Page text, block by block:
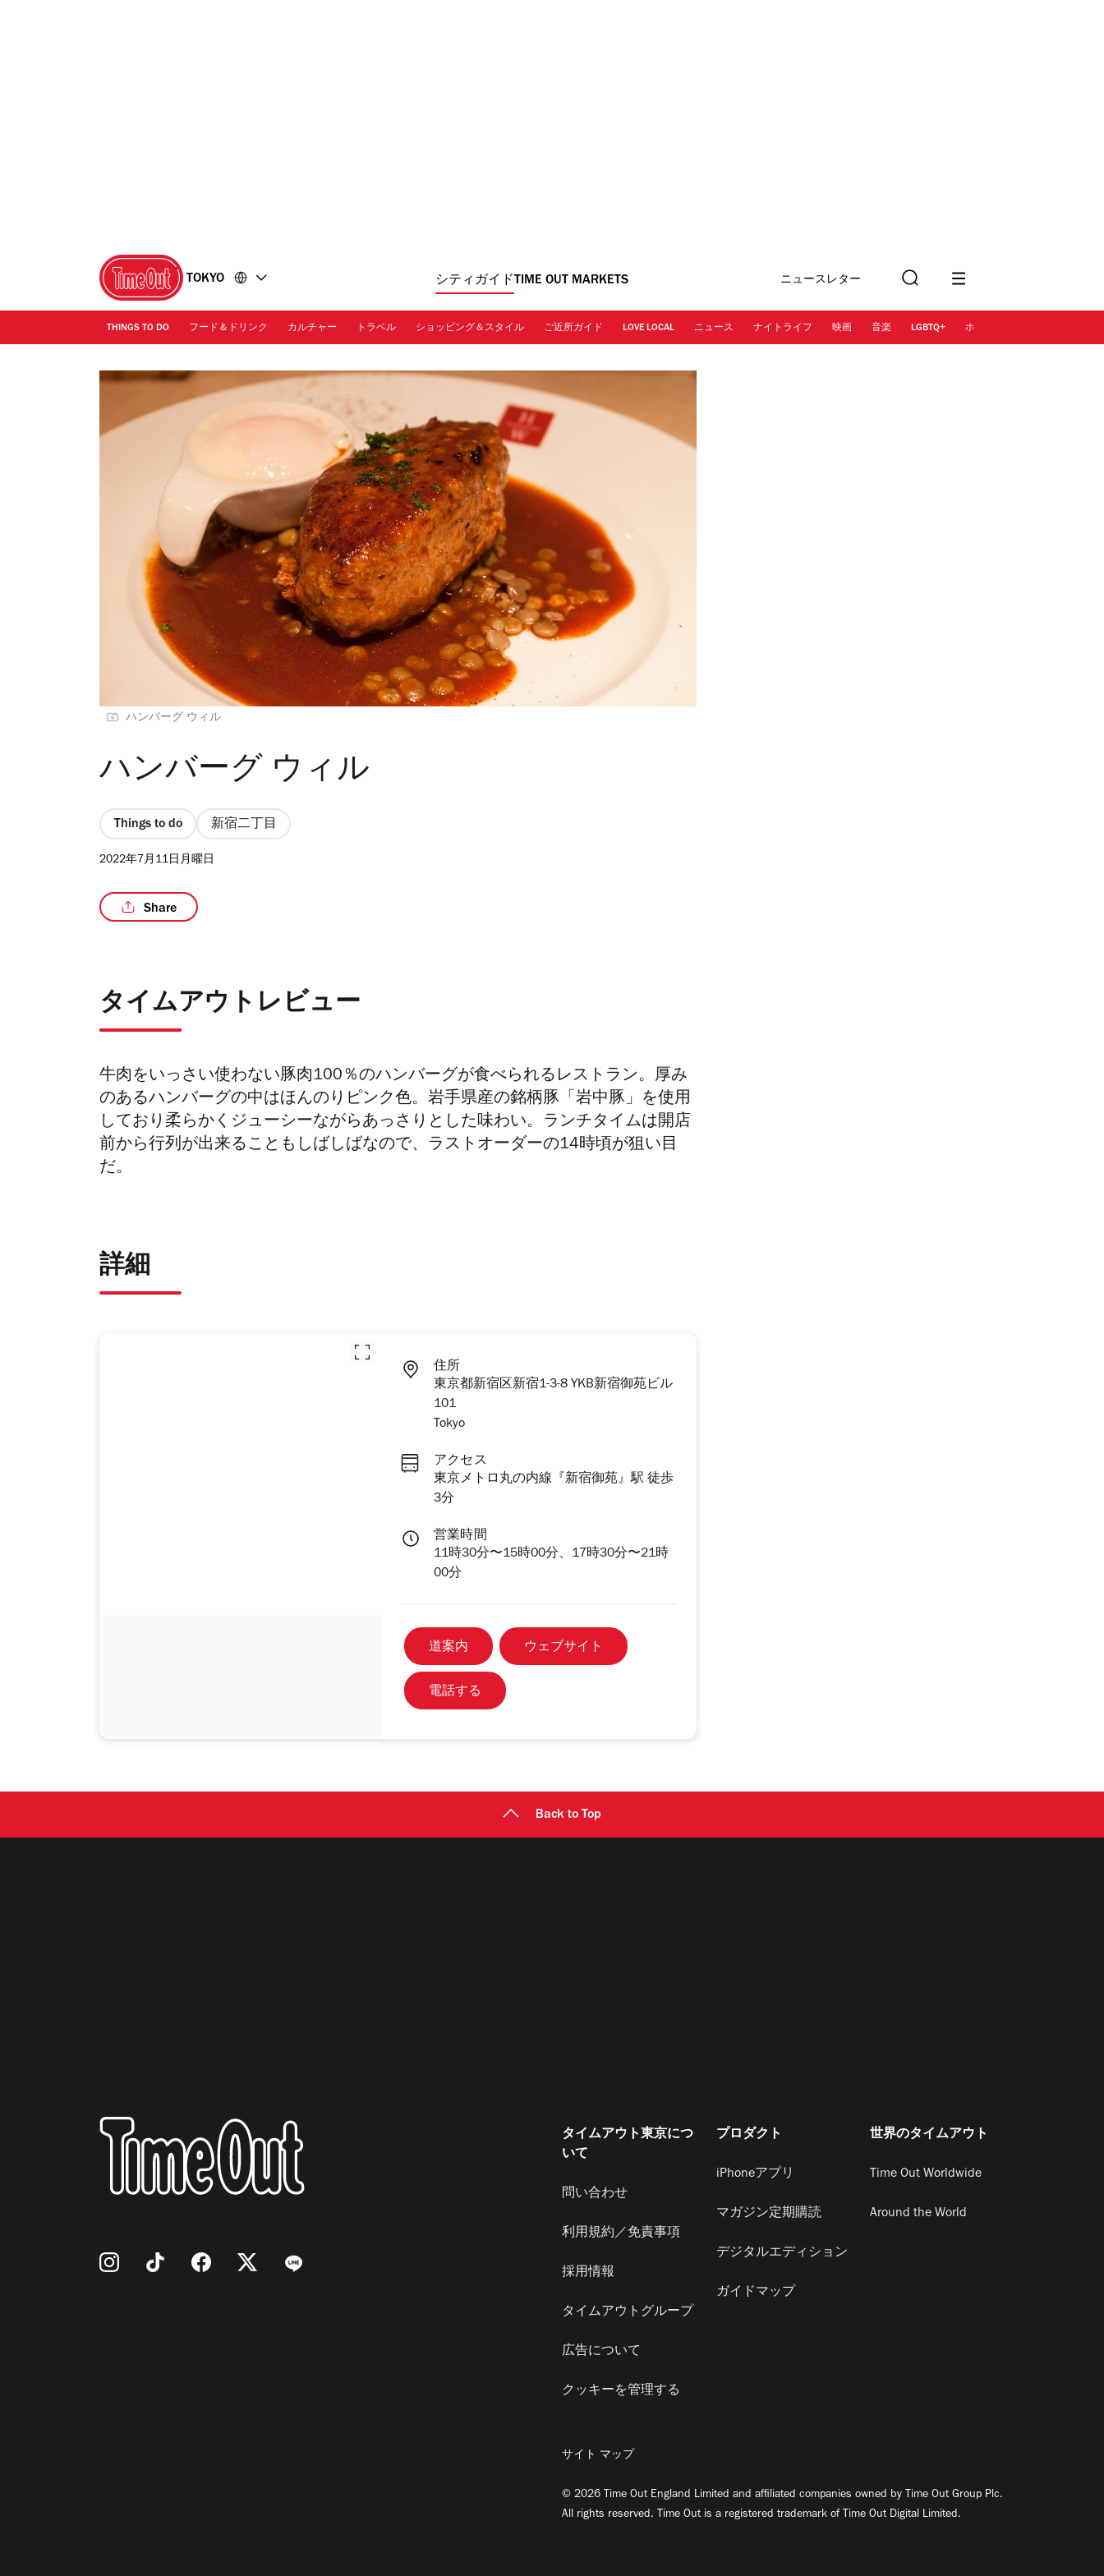
TOKYO シティガイド TIME OUT MARKETS ニュースレター
に登録
索
THINGS TO DO フード＆ドリンク カルチャー トラベル ショッピング＆スタイル ご近所ガイド LOVE LOCAL ニュース ナイトライフ 映画 音楽 LGBTQ+ ホテル
ハンバーグ ウィル
ハンバーグ ウィル
Things to do 新宿二丁目
2022年7月11日月曜日
Share
タイムアウトレビュー
牛肉をいっさい使わない豚肉100％のハンバーグが食べられるレストラン。厚み
のあるハンバーグの中はほんのりピンク色。岩手県産の銘柄豚「岩中豚」を使用
しており柔らかくジューシーながらあっさりとした味わい。ランチタイムは開店
前から行列が出来ることもしばしばなので、ラストオーダーの14時頃が狙い目
だ。
詳細
住所
東京都新宿区新宿1-3-8 YKB新宿御苑ビル
101
Tokyo
アクセス
東京メトロ丸の内線『新宿御苑』駅 徒歩
3分
営業時間
11時30分〜15時00分、17時30分〜21時
00分
道案内 ウェブサイト
電話する
Back to Top
タイムアウト東京につ
いて
問い合わせ
利用規約／免責事項
採用情報
タイムアウトグループ
広告について
クッキーを管理する
プロダクト
iPhoneアプリ
マガジン定期購読
デジタルエディション
ガイドマップ
世界のタイムアウト
Time Out Worldwide
Around the World
サイト マップ
© 2026 Time Out England Limited and affiliated companies owned by Time Out Group Plc.
All rights reserved. Time Out is a registered trademark of Time Out Digital Limited.